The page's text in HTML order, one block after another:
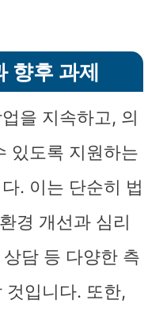
향후 과제
을 지속하고, 의
있도록 지원하는
. 이는 단순히 법
경 개선과 심리
담 등 다양한 측
것입니다. 또한,